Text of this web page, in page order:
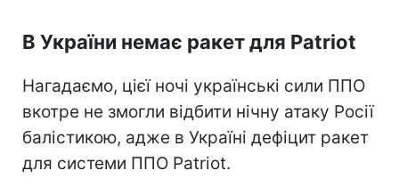
В України немає ракет для Patriot
Нагадаємо, цієї ночі українські сили ППО
вкотре не змогли відбити нічну атаку Росії
балістикою, адже в Україні дефіцит ракет
для системи ППО Patriot.